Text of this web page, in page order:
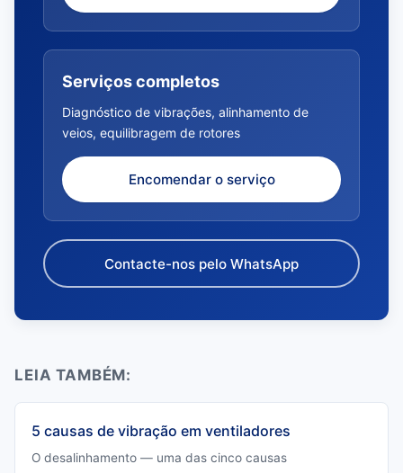
Serviços completos
Diagnóstico de vibrações, alinhamento de
veios, equilibragem de rotores
Encomendar o serviço
Contacte-nos pelo WhatsApp
LEIA TAMBÉM:
5 causas de vibração em ventiladores
O desalinhamento — uma das cinco causas